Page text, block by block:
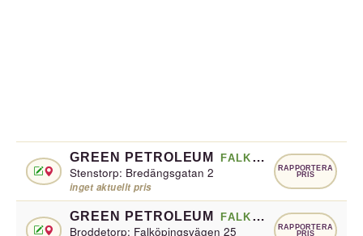
GREEN PETROLEUM FALKÖPING
Stenstorp: Bredängsgatan 2
inget aktuellt pris
RAPPORTERA
PRIS
GREEN PETROLEUM FALKÖPING
Broddetorp: Falköpingsvägen 25
RAPPORTERA
PRIS